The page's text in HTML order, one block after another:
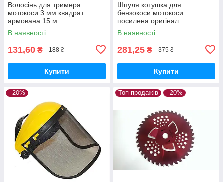
Волосінь для тримера
мотокоси 3 мм квадрат
армована 15 м
В наявності
131,60 ₴ 188 ₴
Купити
Шпуля котушка для
бензокоси мотокоси
посилена оригінал
В наявності
281,25 ₴ 375 ₴
Купити
–20% Топ продажів –20%